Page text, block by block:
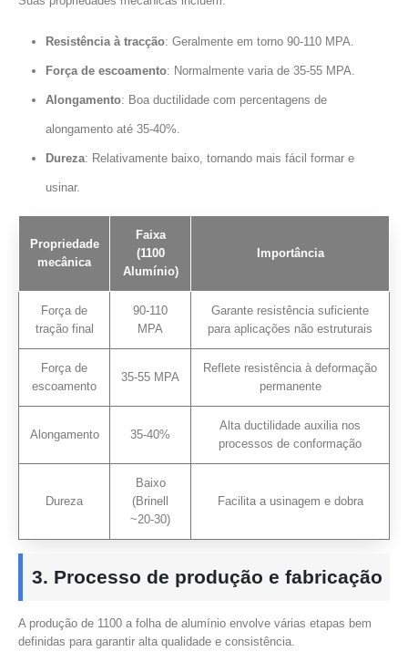
Resistência à tracção: Geralmente em torno 90-110 MPA.
Força de escoamento: Normalmente varia de 35-55 MPA.
Alongamento: Boa ductilidade com percentagens de
alongamento até 35-40%.
Dureza: Relativamente baixo, tornando mais fácil formar e
usinar.
Propriedade
mecânica
Faixa
(1100
Alumínio)
Importância
Força de
tração final
90-110
MPA
Garante resistência suficiente
para aplicações não estruturais
Força de
escoamento
35-55 MPA
Reflete resistência à deformação
permanente
Alongamento 35-40%
Alta ductilidade auxilia nos
processos de conformação
Dureza
Baixo
(Brinell
~20-30)
Facilita a usinagem e dobra
3. Processo de produção e fabricação
A produção de 1100 a folha de alumínio envolve várias etapas bem
definidas para garantir alta qualidade e consistência.